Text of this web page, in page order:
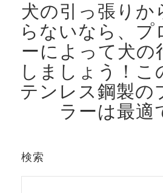
犬の引っ張りか
らないなら、プ
ーによって犬の
しましょう！ こ
テンレス鋼製の
ラーは最適
検索